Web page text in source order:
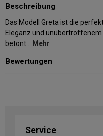
Beschreibung
Das Modell Greta ist die
Eleganz und
betont… Mehr
Bewertungen
Service